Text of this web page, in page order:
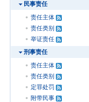
民事责任
责任主体
责任类别
举证责任
刑事责任
责任主体
责任类别
定罪处罚
附带民事